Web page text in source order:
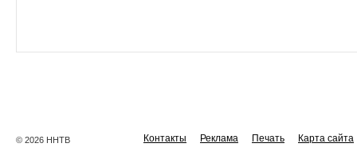
© 2026 ННТВ Контакты Реклама Печать Карта сайта